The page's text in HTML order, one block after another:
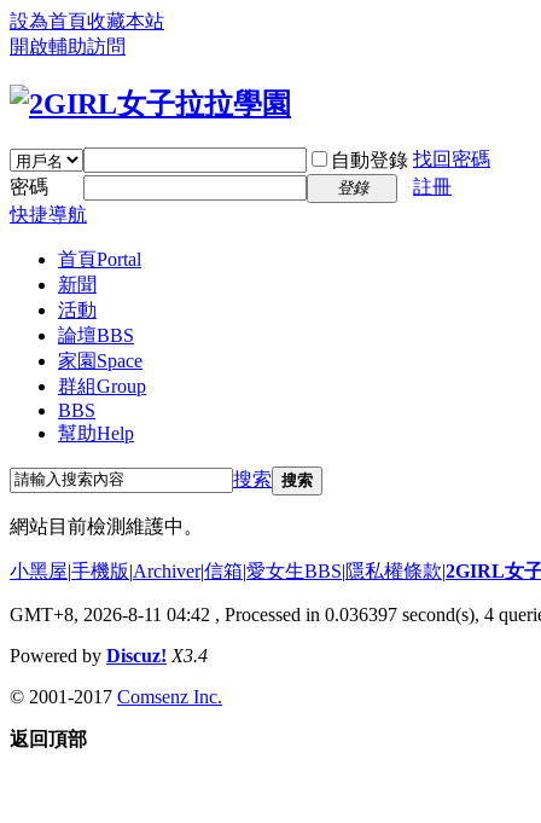
設為首頁收藏本站
開啟輔助訪問
自動登錄 找回密碼
密碼
登錄
註冊
快捷導航
首頁Portal
新聞
活動
論壇BBS
家園 Space
群組Group
BBS
幫助Help
搜索 搜索
網站目前檢測維護中。
小黑屋|手機版|Archiver|信箱|愛女生BBS|隱私權條款|2GIRL女
GMT+8, 2026-8-11 04:42 , Processed in 0.036397 second(s), 4
Powered by Discuz! X3.4
© 2001-2017 Comsenz Inc.
返回頂部